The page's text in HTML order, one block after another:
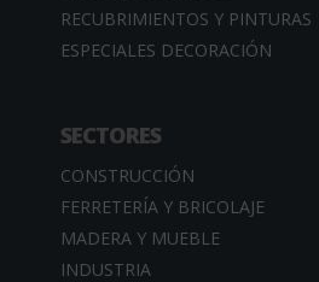
RECUBRIMIENTOS Y PINTURAS
ESPECIALES DECORACIÓN
SECTORES
CONSTRUCCIÓN
FERRETERÍA Y BRICOLAJE
MADERA Y MUEBLE
INDUSTRIA